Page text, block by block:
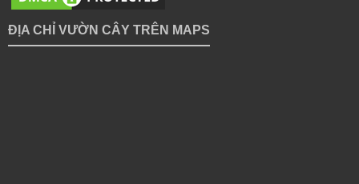
ĐỊA CHỈ VƯỜN CÂY TRÊN MAPS